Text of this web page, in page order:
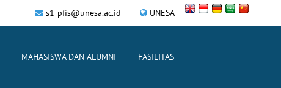
UNESA
s1-pfis@unesa.ac.id
MAHASISWA DAN ALUMNI FASILITAS